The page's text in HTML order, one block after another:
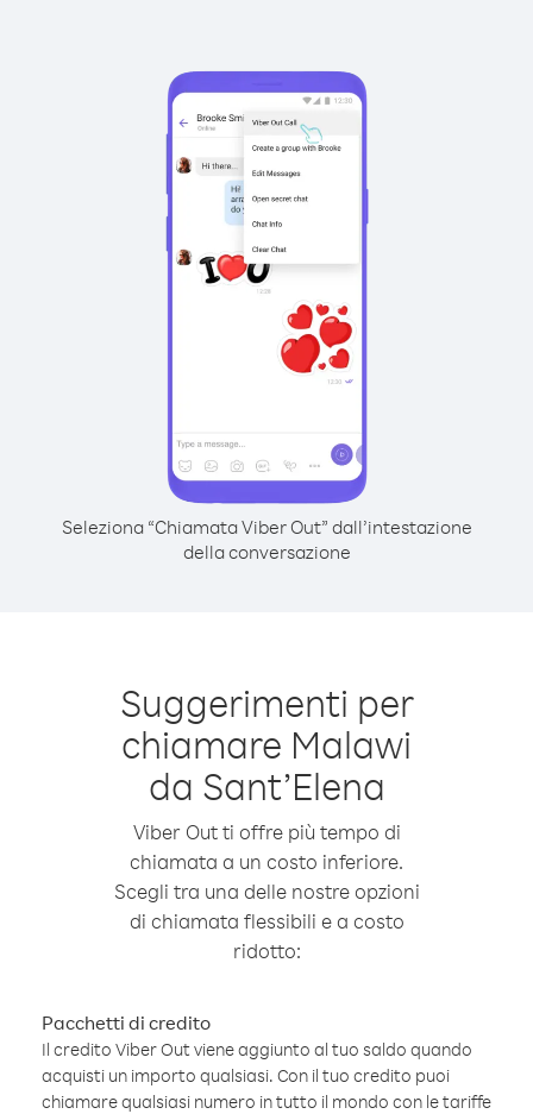
Seleziona “Chiamata Viber Out” dall’intestazione
della conversazione
Suggerimenti per
chiamare Malawi
da Sant’Elena
Viber Out ti offre più tempo di
chiamata a un costo inferiore.
Scegli tra una delle nostre opzioni
di chiamata flessibili e a costo
ridotto:
Pacchetti di credito
Il credito Viber Out viene aggiunto al tuo saldo quando
acquisti un importo qualsiasi. Con il tuo credito puoi
chiamare qualsiasi numero in tutto il mondo con le tariffe